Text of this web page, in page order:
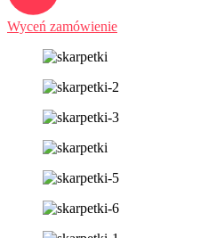
Wyceń zamówienie